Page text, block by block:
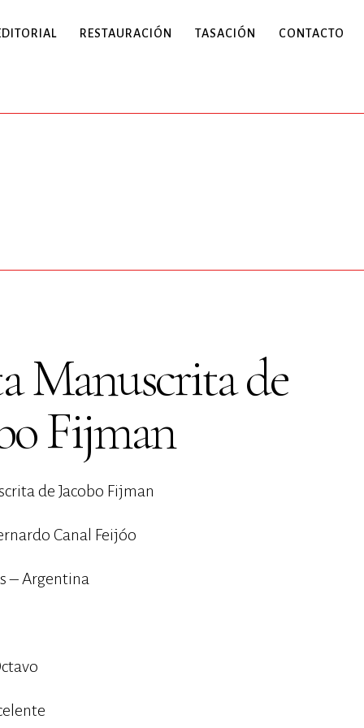
RESTAURACIÓN TASACIÓN CONTACTO
Manuscrita de
Fijman
de Jacobo Fijman
Canal Feijóo
– Argentina